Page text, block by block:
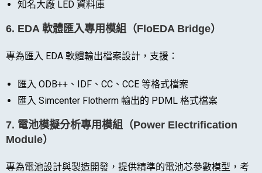
知名大廠 LED 資料庫
6. EDA 軟體匯入專用模組（FloEDA Bridge）
專為匯入 EDA 軟體輸出檔案設計，支援：
匯入 ODB++、IDF、CC、CCE 等格式檔案
匯入 Simcenter Flotherm 輸出的 PDML 格式檔案
7. 電池模擬分析專用模組（Power Electrification
Module）
專為電池設計與製造開發，提供精準的電池芯參數模型，考